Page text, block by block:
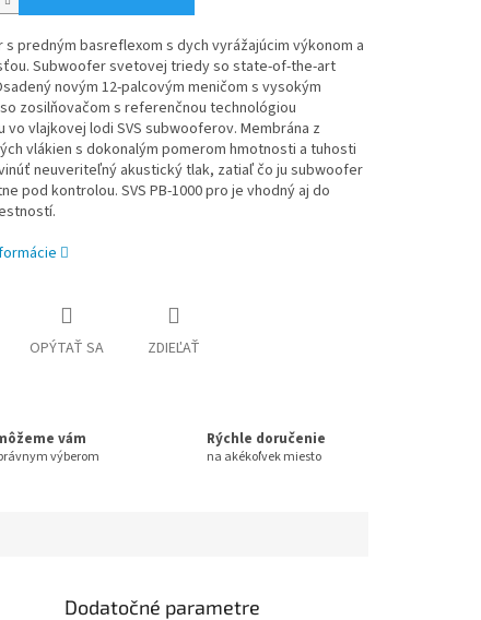
predným basreflexom s dych vyrážajúcim výkonom a
Subwoofer svetovej triedy so state-of-the-art
novým 12-palcovým meničom s vysokým
zosilňovačom s referenčnou technológiou
vo vlajkovej lodi SVS subwooferov. Membrána z
vlákien s dokonalým pomerom hmotnosti a tuhosti
neuveriteľný akustický tlak, zatiaľ čo ju subwoofer
pod kontrolou. SVS PB-1000 pro je vhodný aj do
OPÝTAŤ SA ZDIEĽAŤ
vám
výberom
Rýchle doručenie
na akékoľvek miesto
Dodatočné parametre